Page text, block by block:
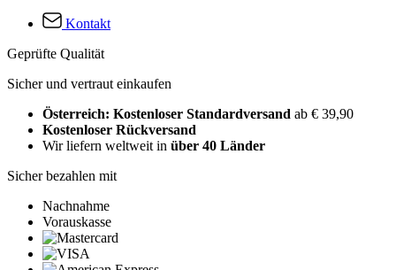
Kontakt
Geprüfte Qualität
Sicher und vertraut einkaufen
Österreich: Kostenloser Standardversand ab € 39,90
Kostenloser Rückversand
Wir liefern weltweit in über 40 Länder
Sicher bezahlen mit
Nachnahme
Vorauskasse